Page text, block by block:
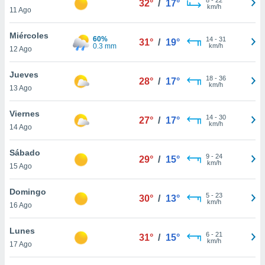
más
nuestra
y
de
disponible
cookies
aceptar
11 Ago
32° / 17°
km/h
Miércoles
12 Ago
60%
0.3 mm
31° / 19° 14- 31
km/h
Jueves
13 Ago
28° / 17° 18- 36
km/h
Viernes
14 Ago
27° / 17° 14- 30
km/h
Sábado
15 Ago
29° / 15° 9- 24
km/h
Domingo
16 Ago
30° / 13° 5- 23
km/h
Lunes
17 Ago
31° / 15° 6- 21
km/h